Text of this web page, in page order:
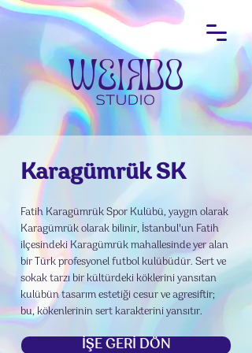
Karagümrük SK
Fatih Karagümrük Spor Kulübü, yaygın olarak
Karagümrük olarak bilinir, İstanbul'un Fatih
ilçesindeki Karagümrük mahallesinde yer alan
bir Türk profesyonel futbol kulübüdür. Sert ve
sokak tarzı bir kültürdeki köklerini yansıtan
kulübün tasarım estetiği cesur ve agresiftir;
bu, kökenlerinin sert karakterini yansıtır.
İŞE GERİ DÖN